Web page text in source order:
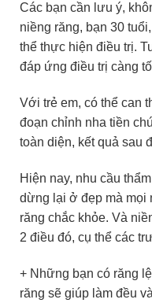
Các bạn cần lưu ý,
niềng răng, bạn 30
thể thực hiện điều trị.
đáp ứng điều trị càng
Với trẻ em, có thể can
đoạn chỉnh nha tiền
toàn diện, kết quả sau
Hiện nay, nhu cầu
dừng lại ở đẹp mà mọi
răng chắc khỏe. Và
2 điều đó, cụ thể các
+ Những bạn có răng
răng sẽ giúp làm đều